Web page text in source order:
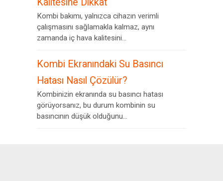
Kombi bakımı, yalnızca cihazın verimli
çalışmasını sağlamakla kalmaz, aynı
zamanda iç hava kalitesini...
Kombi Ekranındaki Su Basıncı
Hatası Nasıl Çözülür?
Kombinizin ekranında su basıncı hatası
görüyorsanız, bu durum kombinin su
basıncının düşük olduğunu...